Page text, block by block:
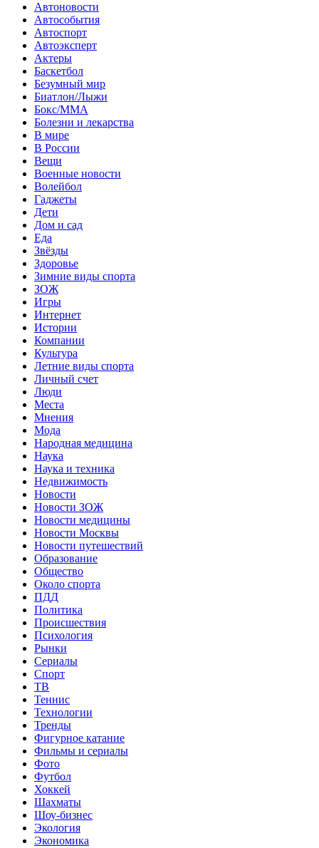
Автоновости
Автособытия
Автоспорт
Автоэксперт
Актеры
Баскетбол
Безумный мир
Биатлон/Лыжи
Бокс/MMA
Болезни и лекарства
В мире
В России
Вещи
Военные новости
Волейбол
Гаджеты
Дети
Дом и сад
Еда
Звёзды
Здоровье
Зимние виды спорта
ЗОЖ
Игры
Интернет
Истории
Компании
Культура
Летние виды спорта
Личный счет
Люди
Места
Мнения
Мода
Народная медицина
Наука
Наука и техника
Недвижимость
Новости
Новости ЗОЖ
Новости медицины
Новости Москвы
Новости путешествий
Образование
Общество
Около спорта
ПДД
Политика
Происшествия
Психология
Рынки
Сериалы
Спорт
ТВ
Теннис
Технологии
Тренды
Фигурное катание
Фильмы и сериалы
Фото
Футбол
Хоккей
Шахматы
Шоу-бизнес
Экология
Экономика